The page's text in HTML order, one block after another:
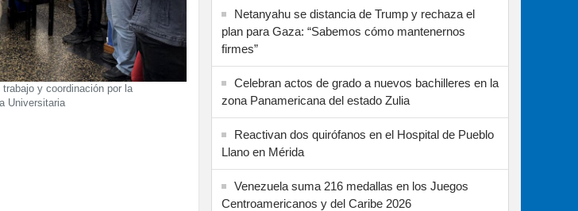
y coordinación por la
Universitaria
Netanyahu se distancia de Trump y rechaza el
plan para Gaza: “Sabemos cómo mantenernos
firmes”
Celebran actos de grado a nuevos bachilleres en la
zona Panamericana del estado Zulia
Reactivan dos quirófanos en el Hospital de Pueblo
Llano en Mérida
Venezuela suma 216 medallas en los Juegos
Centroamericanos y del Caribe 2026